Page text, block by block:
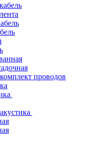
проводов